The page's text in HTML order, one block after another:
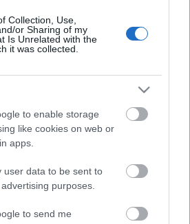
Collection, Use,
or Sharing of my
Is Unrelated with the
it was collected.
to enable storage
like cookies on web or
apps.
user data to be sent to
purposes.
to send me
tesztel a Dab.Docler
Capitals legyőzte a finn